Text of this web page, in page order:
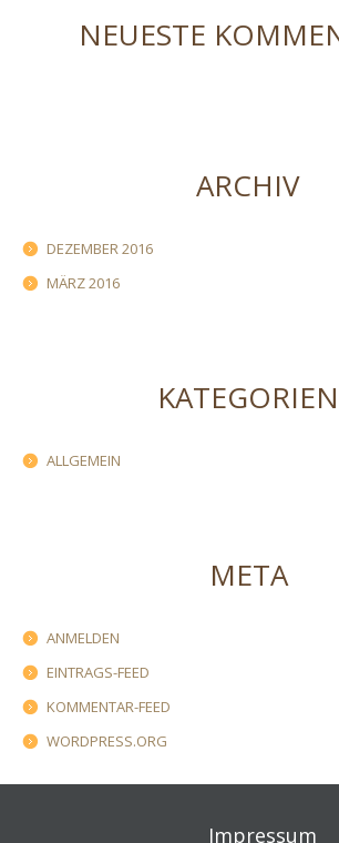
NEUESTE
ARCHIV
DEZEMBER 2016
MÄRZ 2016
KATEGORIEN
ALLGEMEIN
META
ANMELDEN
EINTRAGS-FEED
KOMMENTAR-FEED
WORDPRESS.ORG
Impressum